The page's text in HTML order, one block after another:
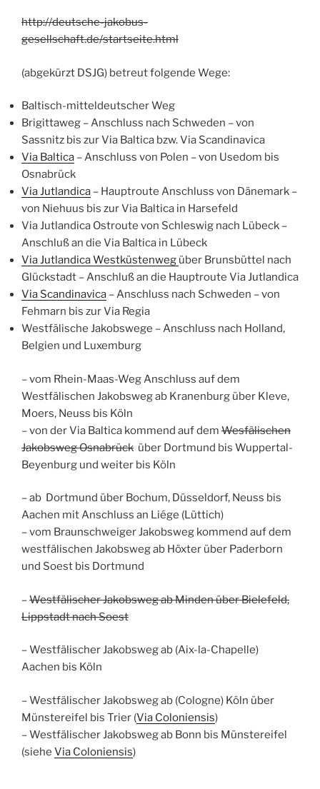
http://deutsche-jakobus-
gesellschaft.de/startseite.html
(abgekürzt DSJG) betreut folgende Wege:
Baltisch-mitteldeutscher Weg
Brigittaweg – Anschluss nach Schweden – von
Sassnitz bis zur Via Baltica bzw. Via Scandinavica
Via Baltica – Anschluss von Polen – von Usedom bis
Osnabrück
Via Jutlandica – Hauptroute Anschluss von Dänemark –
von Niehuus bis zur Via Baltica in Harsefeld
Via Jutlandica Ostroute von Schleswig nach Lübeck –
Anschluß an die Via Baltica in Lübeck
Via Jutlandica Westküstenweg über Brunsbüttel nach
Glückstadt – Anschluß an die Hauptroute Via Jutlandica
Via Scandinavica – Anschluss nach Schweden – von
Fehmarn bis zur Via Regia
Westfälische Jakobswege – Anschluss nach Holland,
Belgien und Luxemburg
– vom Rhein-Maas-Weg Anschluss auf dem
Westfälischen Jakobsweg ab Kranenburg über Kleve,
Moers, Neuss bis Köln
– von der Via Baltica kommend auf dem Wesfälischen
Jakobsweg Osnabrück über Dortmund bis Wuppertal-
Beyenburg und weiter bis Köln
– ab Dortmund über Bochum, Düsseldorf, Neuss bis
Aachen mit Anschluss an Liége (Lüttich)
– vom Braunschweiger Jakobsweg kommend auf dem
westfälischen Jakobsweg ab Höxter über Paderborn
und Soest bis Dortmund
–Westfälischer Jakobsweg ab Minden über Bielefeld,
Lippstadt nach Soest
– Westfälischer Jakobsweg ab (Aix-la-Chapelle)
Aachen bis Köln
– Westfälischer Jakobsweg ab (Cologne) Köln über
Münstereifel bis Trier (Via Coloniensis)
– Westfälischer Jakobsweg ab Bonn bis Münstereifel
(siehe Via Coloniensis)